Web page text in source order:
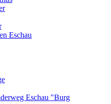
Eschau
Eschau "Burg